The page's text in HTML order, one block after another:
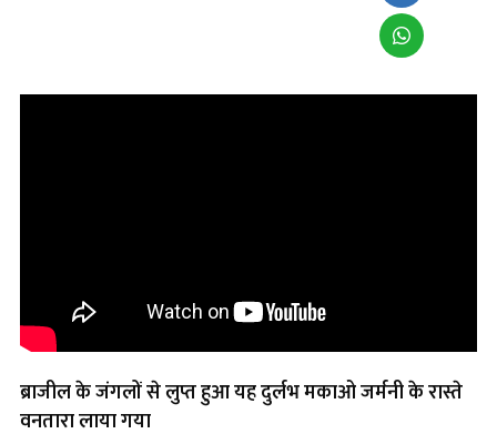
ब्राजील के जंगलों से लुप्त हुआ यह दुर्लभ मकाओ जर्मनी के रास्ते
वनतारा लाया गया